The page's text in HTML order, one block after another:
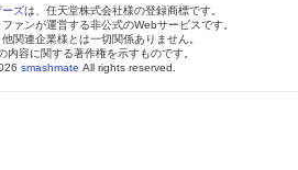
ーズは、任天堂株式会社様の登録商標です。
ァンが運営する非公式のWebサービスです。
関連企業様とは一切関係ありません。
内容に関する著作権を示すものです。
smashmate All rights reserved.